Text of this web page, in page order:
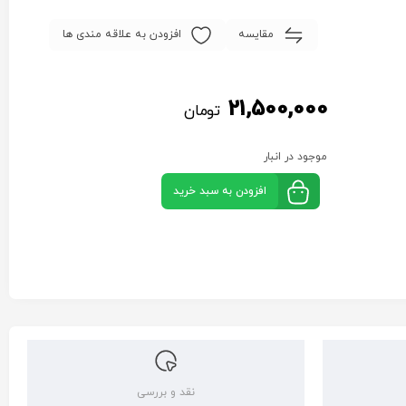
مقایسه افزودن به علاقه مندی ها
21,500,000 تومان
موجود در انبار
افزودن به سبد خرید
نقد و بررسی